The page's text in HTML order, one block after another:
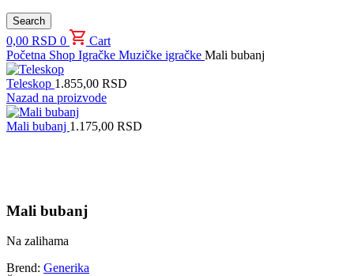
Search
0,00 RSD 0
Cart
Početna Shop Igračke Muzičke igračke Mali bubanj
Teleskop 1.855,00 RSD
Nazad na proizvode
Mali bubanj 1.175,00 RSD
Mali bubanj
Na zalihama
Brend: Generika